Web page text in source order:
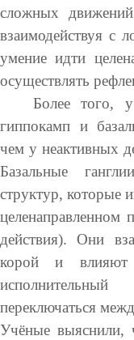
сложных
взаимодействуя с
умение идти
осуществлять
Более того, у
гиппокамп и
чем у неактивных
Базальные
структур, которые
целенаправленном
действия). Они
корой и
переключаться
Учёные выяснили,